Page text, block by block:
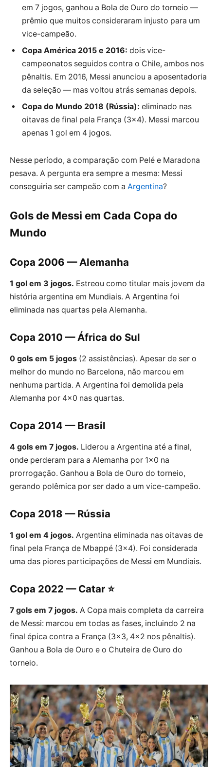
em 7 jogos, ganhou a Bola de Ouro do torneio —
prêmio que muitos consideraram injusto para um
vice-campeão.
Copa América 2015 e 2016: dois vice-
campeonatos seguidos contra o Chile, ambos nos
pênaltis. Em 2016, Messi anunciou a aposentadoria
da seleção — mas voltou atrás semanas depois.
Copa do Mundo 2018 (Rússia): eliminado nas
oitavas de final pela França (3×4). Messi marcou
apenas 1 gol em 4 jogos.
Nesse período, a comparação com Pelé e Maradona
pesava. A pergunta era sempre a mesma: Messi
conseguiria ser campeão com a Argentina?
Gols de Messi em Cada Copa do
Mundo
Copa 2006 — Alemanha
1 gol em 3 jogos. Estreou como titular mais jovem da
história argentina em Mundiais. A Argentina foi
eliminada nas quartas pela Alemanha.
Copa 2010 — África do Sul
0 gols em 5 jogos (2 assistências). Apesar de ser o
melhor do mundo no Barcelona, não marcou em
nenhuma partida. A Argentina foi demolida pela
Alemanha por 4×0 nas quartas.
Copa 2014 — Brasil
4 gols em 7 jogos. Liderou a Argentina até a final,
onde perderam para a Alemanha por 1×0 na
prorrogação. Ganhou a Bola de Ouro do torneio,
gerando polêmica por ser dado a um vice-campeão.
Copa 2018 — Rússia
1 gol em 4 jogos. Argentina eliminada nas oitavas de
final pela França de Mbappé (3×4). Foi considerada
uma das piores participações de Messi em Mundiais.
Copa 2022 — Catar ⭐
7 gols em 7 jogos. A Copa mais completa da carreira
de Messi: marcou em todas as fases, incluindo 2 na
final épica contra a França (3×3, 4×2 nos pênaltis).
Ganhou a Bola de Ouro e o Chuteira de Ouro do
torneio.